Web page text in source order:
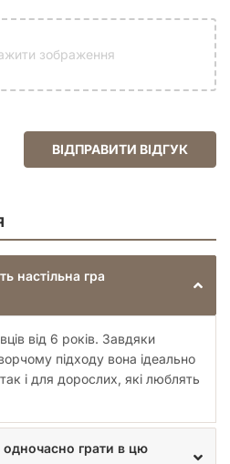
компанію.
та жартувати, ця гра
та суворі правила.
дивними, нелогічними та
зображення
ВІДПРАВИТИ ВІДГУК
настільна гра
від 6 років. Завдяки
підходу вона ідеально
і для дорослих, які люблять
грати в цю